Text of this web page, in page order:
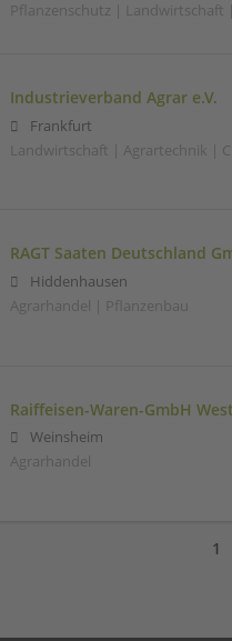
Pflanzenschutz | Landwirtschaft
Industrieverband Agrar e.V.
Frankfurt
Landwirtschaft | Agrartechnik |
RAGT Saaten Deutschland
Hiddenhausen
Agrarhandel | Pflanzenbau
Raiffeisen-Waren-GmbH
Weinsheim
Agrarhandel
1